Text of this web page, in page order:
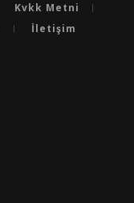
Kvkk Metni
İletişim